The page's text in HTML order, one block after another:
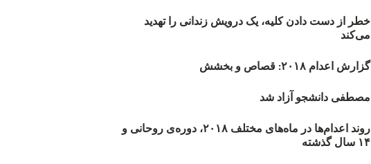
خطر از دست دادن کلیه، یک درویش زندانی را تهدید
می‌کند
گزارش اعدام ۲۰۱۸: قصاص و بخشش
مصطفی دانشجو آزاد شد
روند اعدام‌ها در ماه‌های مختلف ۲۰۱۸، دوره‌ی روحانی و
۱۴ سال گذشته